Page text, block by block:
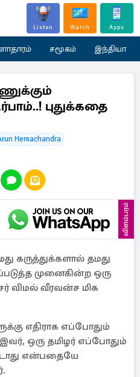
Listen Watch Apps
சமூகம் இந்தியா
புதுக்கதை
Hemachandra
விளம்பரம்
கருத்துக்களால் தமது
முனைகின்ற ஒரு
விமல் வீரவன்ச மிக
எதிராக எப்போதும்
ஒரு தமிழர் எப்போதும்
என்பதையே